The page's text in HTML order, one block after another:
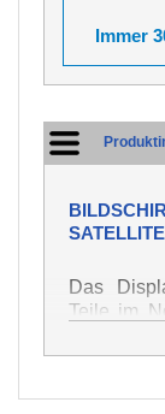
Immer
Das
Teile im
auf
Er dient